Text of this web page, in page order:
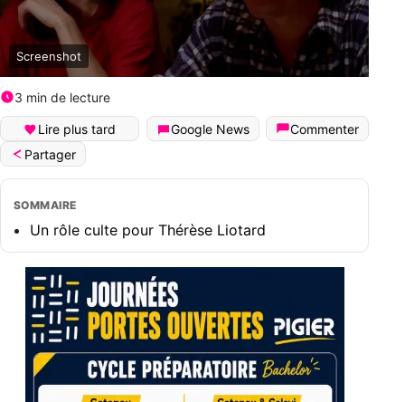
Screenshot
3 min de lecture
Lire plus tard Google News
Commenter
Partager
SOMMAIRE
Un rôle culte pour Thérèse Liotard